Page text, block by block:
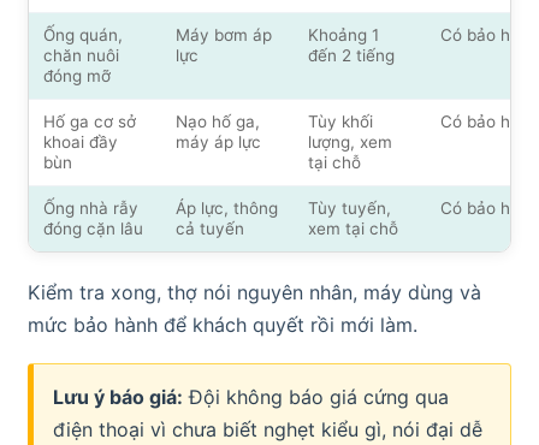
Ống quán,
chăn nuôi
đóng mỡ
Máy bơm áp
lực
Khoảng 1
đến 2 tiếng
Có bảo hành
Hố ga cơ sở
khoai đầy
bùn
Nạo hố ga,
máy áp lực
Tùy khối
lượng, xem
tại chỗ
Có bảo hành
Ống nhà rẫy
đóng cặn lâu
Áp lực, thông
cả tuyến
Tùy tuyến,
xem tại chỗ
Có bảo hành
Kiểm tra xong, thợ nói nguyên nhân, máy dùng và
mức bảo hành để khách quyết rồi mới làm.
Lưu ý báo giá: Đội không báo giá cứng qua
điện thoại vì chưa biết nghẹt kiểu gì, nói đại dễ